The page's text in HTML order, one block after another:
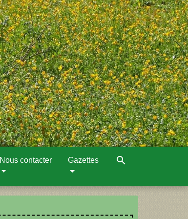
Nous contacter Gazettes search